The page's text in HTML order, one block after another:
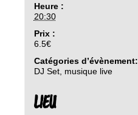
Heure :
20:30
Prix :
6.5€
Catégories d’évènement:
DJ Set, musique live
LIEU